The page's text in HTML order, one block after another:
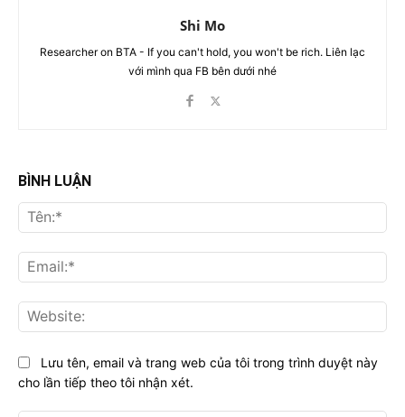
Shi Mo
Researcher on BTA - If you can't hold, you won't be rich. Liên lạc
với mình qua FB bên dưới nhé
BÌNH LUẬN
Lưu tên, email và trang web của tôi trong trình duyệt này
cho lần tiếp theo tôi nhận xét.